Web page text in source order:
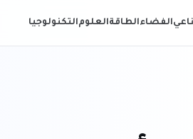
الفضاءالطاقةالعلومالتكنولوجيا